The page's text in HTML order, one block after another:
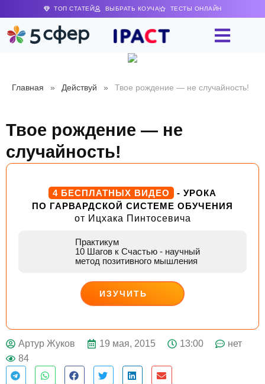
ТОП СТАТЕЙ ВЫБРАТЬ КОУЧА ТЕСТЫ ОНЛАЙН
Главная » Действуй » Твое рождение — не случайность!
Твое рождение — не
случайность!
4 БЕСПЛАТНЫХ ВИДЕО
- УРОКА
ПО ГАРВАРДСКОЙ СИСТЕМЕ ОБУЧЕНИЯ
от Ицхака Пинтосевича
Практикум
10 Шагов к Счастью - научный
метод позитивного мышления
ИЗУЧИТЬ
ДЕЙСТВУЙ
Артур Жуков 19 мая, 2015 13:00
нет
84